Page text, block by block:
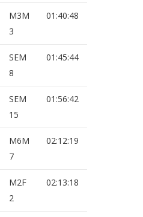
M3M
3
01:40:48
SEM
8
01:45:44
SEM
15
01:56:42
M6M
7
02:12:19
M2F
2
02:13:18